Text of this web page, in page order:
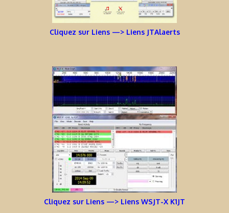
Cliquez sur Liens —> Liens JTAlaerts
Cliquez sur Liens —> Liens WSJT-X K1JT